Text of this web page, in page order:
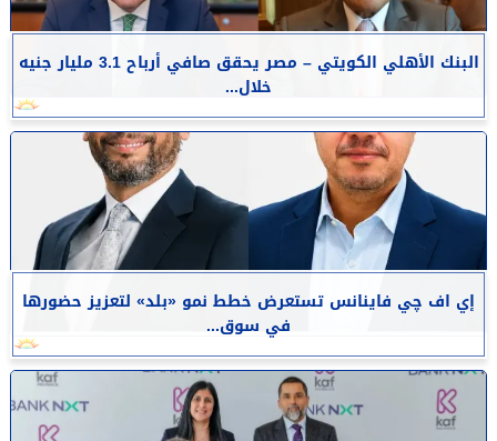
البنك الأهلي الكويتي – مصر يحقق صافي أرباح 3.1 مليار جنيه
خلال...
إي اف چي فاينانس تستعرض خطط نمو «بلد» لتعزيز حضورها
في سوق...